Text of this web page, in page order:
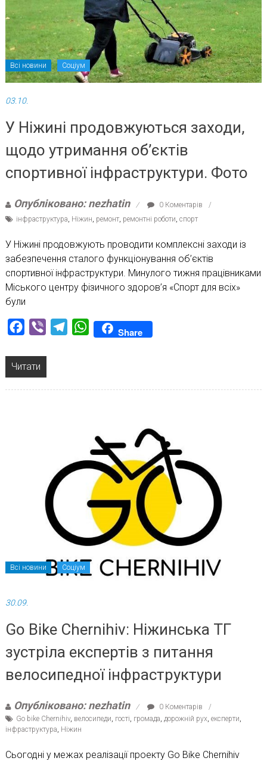
Всі новини Соціум
03.10.
У Ніжині продовжуються заходи,
щодо утримання об’єктів
спортивної інфраструктури. Фото
Опубліковано: nezhatin
0 Коментарів
інфраструктура Ніжин ремонт, ремонтні роботи спорт
У Ніжині продовжують проводити комплексні заходи із
забезпечення сталого функціонування об’єктів
спортивної інфраструктури. Минулого тижня працівниками
Міського центру фізичного здоров’я «Спорт для всіх»
були
Facebook
Viber TelegramWhatsAppShare
Читати
Всі новини Соціум
30.09.
Go Bike Chernihiv: Ніжинська ТГ
зустріла експертів з питання
велосипедної інфраструктури
Опубліковано: nezhatin
0 Коментарів
Go bike Chernihiv, велосипеди гості громада дорожній рух експерти
інфраструктура Ніжин
Сьогодні у межах реалізації проекту Go Bike Chernihiv